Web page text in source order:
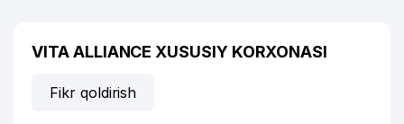
VITA ALLIANCE XUSUSIY KORXONASI
Fikr qoldirish